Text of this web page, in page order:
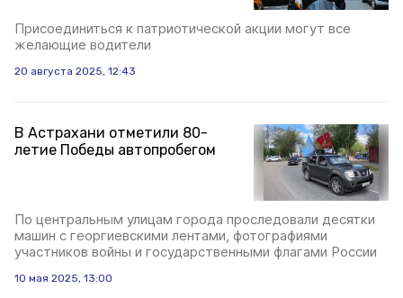
Присоединиться к патриотической акции могут все
желающие водители
20 августа 2025, 12:43
В Астрахани отметили 80-
летие Победы автопробегом
По центральным улицам города проследовали десятки
машин с георгиевскими лентами, фотографиями
участников войны и государственными флагами России
10 мая 2025, 13:00